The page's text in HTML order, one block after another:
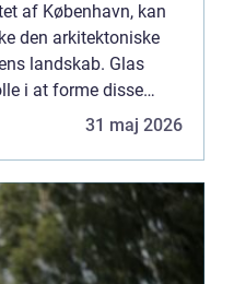
af København, kan
den arkitektoniske
landskab. Glas
i at forme disse
31 maj 2026